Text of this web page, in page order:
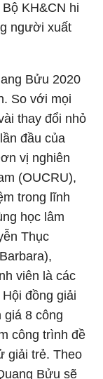
KH&CN hi
người xuất
Bửu 2020
So với mọi
thay đổi nhỏ
đầu của
vị nghiên
(OUCRU),
trong lĩnh
học lâm
Thục
viên là các
đồng giải
giá 8 công
công trình đề
giải trẻ. Theo
Bửu sẽ